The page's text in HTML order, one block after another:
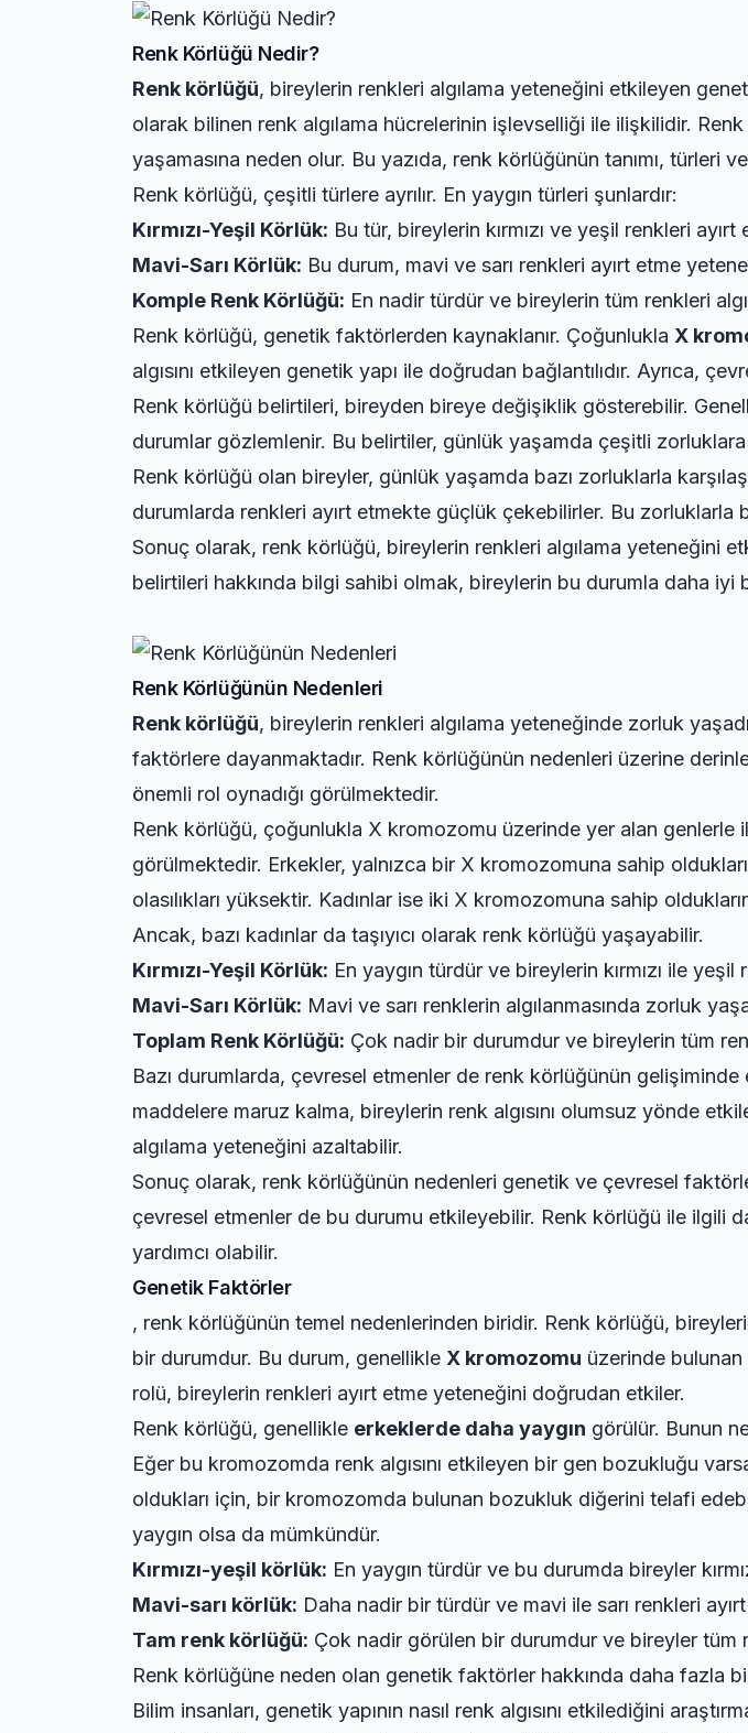
Renk Körlüğü Nedir?
Renk körlüğü, bireylerin renkleri algılama yeteneğini etkileyen
olarak bilinen renk algılama hücrelerinin işlevselliği ile ilişkilidir.
yaşamasına neden olur. Bu yazıda, renk körlüğünün tanımı, türleri
Renk körlüğü, çeşitli türlere ayrılır. En yaygın türleri şunlardır:
Kırmızı-Yeşil Körlük: Bu tür, bireylerin kırmızı ve yeşil renkleri
Mavi-Sarı Körlük: Bu durum, mavi ve sarı renkleri ayırt etme
Komple Renk Körlüğü: En nadir türdür ve bireylerin tüm renkleri
Renk körlüğü, genetik faktörlerden kaynaklanır. Çoğunlukla X
algısını etkileyen genetik yapı ile doğrudan bağlantılıdır. Ayrıca,
Renk körlüğü belirtileri, bireyden bireye değişiklik gösterebilir.
durumlar gözlemlenir. Bu belirtiler, günlük yaşamda çeşitli
Renk körlüğü olan bireyler, günlük yaşamda bazı zorluklarla
durumlarda renkleri ayırt etmekte güçlük çekebilirler. Bu
Sonuç olarak, renk körlüğü, bireylerin renkleri algılama yeteneğini
belirtileri hakkında bilgi sahibi olmak, bireylerin bu durumla daha iyi
Renk Körlüğünün Nedenleri
Renk körlüğü, bireylerin renkleri algılama yeteneğinde zorluk
faktörlere dayanmaktadır. Renk körlüğünün nedenleri üzerine
önemli rol oynadığı görülmektedir.
Renk körlüğü, çoğunlukla X kromozomu üzerinde yer alan genlerle
görülmektedir. Erkekler, yalnızca bir X kromozomuna sahip
olasılıkları yüksektir. Kadınlar ise iki X kromozomuna sahip
Ancak, bazı kadınlar da taşıyıcı olarak renk körlüğü yaşayabilir.
Kırmızı-Yeşil Körlük: En yaygın türdür ve bireylerin kırmızı ile yeşil
Mavi-Sarı Körlük: Mavi ve sarı renklerin algılanmasında zorluk
Toplam Renk Körlüğü: Çok nadir bir durumdur ve bireylerin tüm
Bazı durumlarda, çevresel etmenler de renk körlüğünün
maddelere maruz kalma, bireylerin renk algısını olumsuz yönde
algılama yeteneğini azaltabilir.
Sonuç olarak, renk körlüğünün nedenleri genetik ve çevresel
çevresel etmenler de bu durumu etkileyebilir. Renk körlüğü ile ilgili
yardımcı olabilir.
Genetik Faktörler
, renk körlüğünün temel nedenlerinden biridir. Renk körlüğü,
bir durumdur. Bu durum, genellikle X kromozomu üzerinde bulunan
rolü, bireylerin renkleri ayırt etme yeteneğini doğrudan etkiler.
Renk körlüğü, genellikle erkeklerde daha yaygın görülür. Bunun
Eğer bu kromozomda renk algısını etkileyen bir gen bozukluğu
oldukları için, bir kromozomda bulunan bozukluk diğerini telafi
yaygın olsa da mümkündür.
Kırmızı-yeşil körlük: En yaygın türdür ve bu durumda bireyler
Mavi-sarı körlük: Daha nadir bir türdür ve mavi ile sarı renkleri
Tam renk körlüğü: Çok nadir görülen bir durumdur ve bireyler tüm
Renk körlüğüne neden olan genetik faktörler hakkında daha fazla
Bilim insanları, genetik yapının nasıl renk algısını etkilediğini